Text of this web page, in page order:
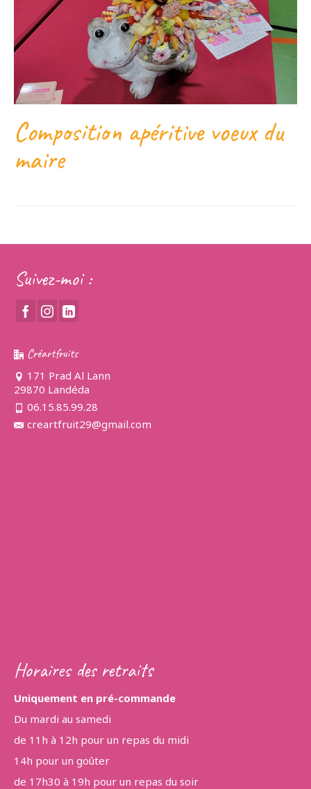
Composition apéritive voeux du
maire
Suivez-moi :
Créartfruits
171 Prad Al Lann
29870 Landéda
06.15.85.99.28
creartfruit29@gmail.com
Horaires des retraits
Uniquement en pré-commande
Du mardi au samedi
de 11h à 12h pour un repas du midi
14h pour un goûter
de 17h30 à 19h pour un repas du soir